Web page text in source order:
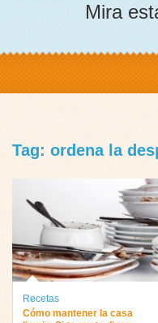
Mira
Tag: ordena la
Recetas
Cómo mantener la casa